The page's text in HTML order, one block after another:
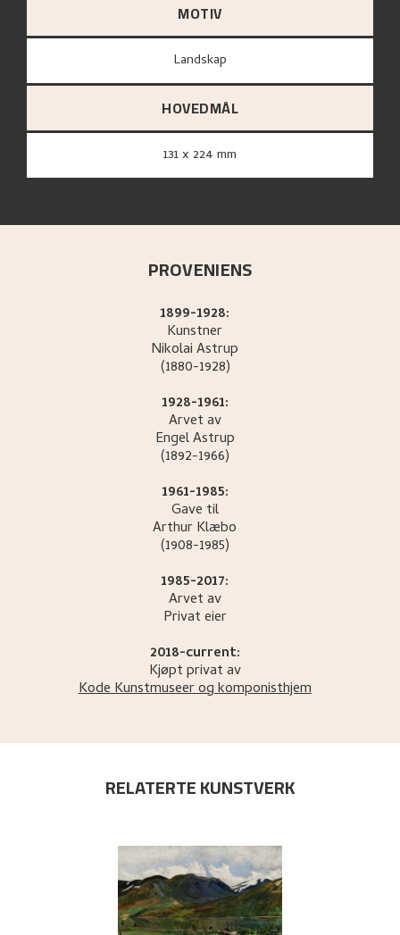
MOTIV
Landskap
HOVEDMÅL
131 x 224 mm
PROVENIENS
1899-1928:
Kunstner
NikolaiAstrup
(1880-1928)
1928-1961:
Arvet av
EngelAstrup
(1892-1966)
1961-1985:
Gave til
ArthurKlæbo
(1908-1985)
1985-2017:
Arvet av
Privat eier
2018-current:
Kjøpt privat av
Kode Kunstmuseer og komponisthjem
RELATERTE KUNSTVERK